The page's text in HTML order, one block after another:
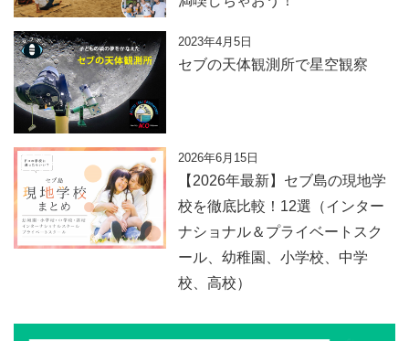
2023年4月5日
セブの天体観測所で星空観察
2026年6月15日
【2026年最新】セブ島の現地学
校を徹底比較！12選（インター
ナショナル＆プライベートスク
ール、幼稚園、小学校、中学
校、高校）